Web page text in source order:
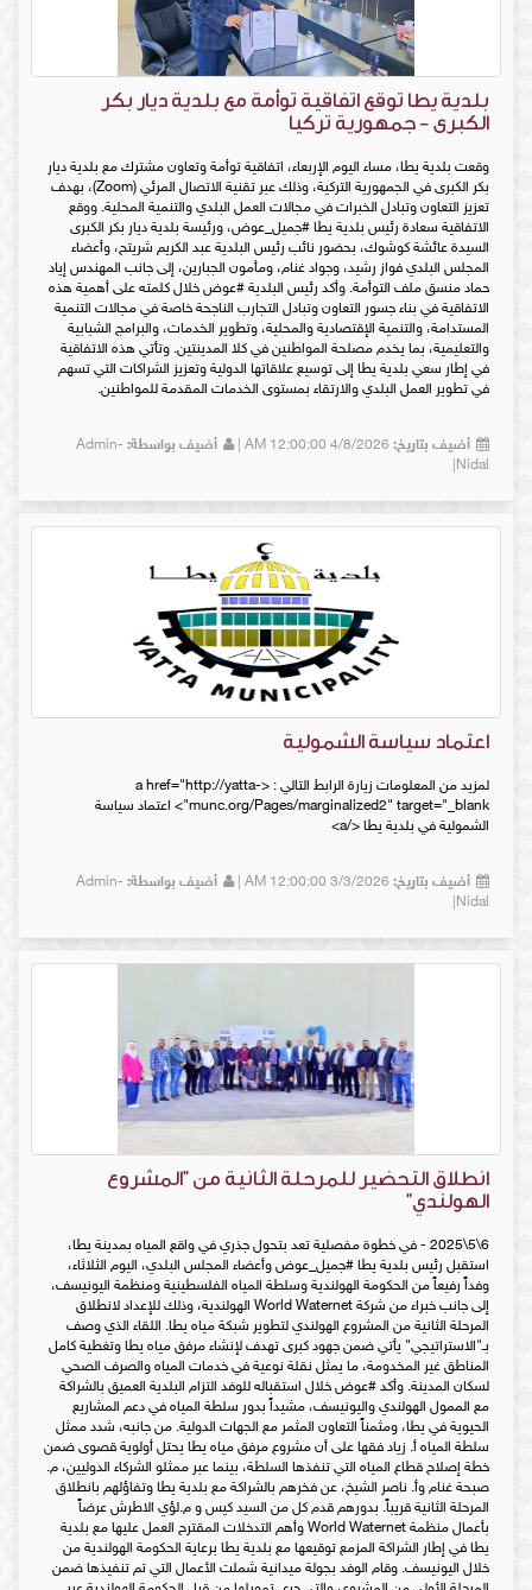
بلدية يطا توقع اتفاقية توأمة مع بلدية ديار بكر
الكبرى - جمهورية تركيا
وقعت بلدية يطا، مساء اليوم الإربعاء، اتفاقية توأمة وتعاون مشترك مع بلدية ديار
بكر الكبرى في الجمهورية التركية، وذلك عبر تقنية الاتصال المرئي (Zoom)، بهدف
تعزيز التعاون وتبادل الخبرات في مجالات العمل البلدي والتنمية المحلية. ووقع
الاتفاقية سعادة رئيس بلدية يطا #جميل_عوض، ورئيسة بلدية ديار بكر الكبرى
السيدة عائشة كوشوك، بحضور نائب رئيس البلدية عبد الكريم شريتح، وأعضاء
المجلس البلدي فواز رشيد، وجواد غنام، ومأمون الجبارين، إلى جانب المهندس إياد
حماد منسق ملف التوأمة. وأكد رئيس البلدية #عوض خلال كلمته على أهمية هذه
الاتفاقية في بناء جسور التعاون وتبادل التجارب الناجحة خاصة في مجالات التنمية
المستدامة، والتنمية الإقتصادية والمحلية، وتطوير الخدمات، والبرامج الشبابية
والتعليمية، بما يخدم مصلحة المواطنين في كلا المدينتين. وتأتي هذه الاتفاقية
في إطار سعي بلدية يطا إلى توسيع علاقاتها الدولية وتعزيز الشراكات التي تسهم
في تطوير العمل البلدي والارتقاء بمستوى الخدمات المقدمة للمواطنين.
أضيف بتاريخ: أضيف بواسطة: Admin-
Nidal|
اعتماد سياسة الشمولية
لمزيد من المعلومات زيارة الرابط التالي : <a href="http://yatta-
munc.org/Pages/marginalized2" target="_blank"> اعتماد سياسة
الشمولية في بلدية يطا </a>
أضيف بتاريخ: أضيف بواسطة: Admin-
Nidal|
انطلاق التحضير للمرحلة الثانية من "المشروع
الهولندي"
6\5\2025 - في خطوة مفصلية تعد بتحول جذري في واقع المياه بمدينة يطا،
استقبل رئيس بلدية يطا #جميل_عوض وأعضاء المجلس البلدي، اليوم الثلاثاء،
وفداً رفيعاً من الحكومة الهولندية وسلطة المياه الفلسطينية ومنظمة اليونيسف،
إلى جانب خبراء من شركة World Waternet الهولندية، وذلك للإعداد لانطلاق
المرحلة الثانية من المشروع الهولندي لتطوير شبكة مياه يطا. اللقاء الذي وصف
بـ"الاستراتيجي" يأتي ضمن جهود كبرى تهدف لإنشاء مرفق مياه يطا وتغطية كامل
المناطق غير المخدومة، ما يمثل نقلة نوعية في خدمات المياه والصرف الصحي
لسكان المدينة. وأكد #عوض خلال استقباله للوفد التزام البلدية العميق بالشراكة
مع الممول الهولندي واليونيسف، مشيداً بدور سلطة المياه في دعم المشاريع
الحيوية في يطا، ومثمناً التعاون المثمر مع الجهات الدولية. من جانبه، شدد ممثل
سلطة المياه أ. زياد فقها على أن مشروع مرفق مياه يطا يحتل أولوية قصوى ضمن
خطة إصلاح قطاع المياه التي تنفذها السلطة، بينما عبر ممثلو الشركاء الدوليين، م.
صبحة غنام وأ. ناصر الشيخ، عن فخرهم بالشراكة مع بلدية يطا وتفاؤلهم بانطلاق
المرحلة الثانية قريباً. بدورهم قدم كل من السيد كيس و م.لؤي الاطرش عرضاً
بأعمال منظمة World Waternet وأهم التدخلات المقترح العمل عليها مع بلدية
يطا في إطار الشراكة المزمع توقيعها مع بلدية يطا برعاية الحكومة الهولندية من
خلال اليونيسف. وقام الوفد بجولة ميدانية شملت الأعمال التي تم تنفيذها ضمن